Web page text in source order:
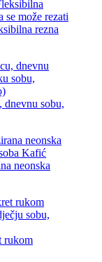
rezna
dnevnu sobu,
neonska
rukom